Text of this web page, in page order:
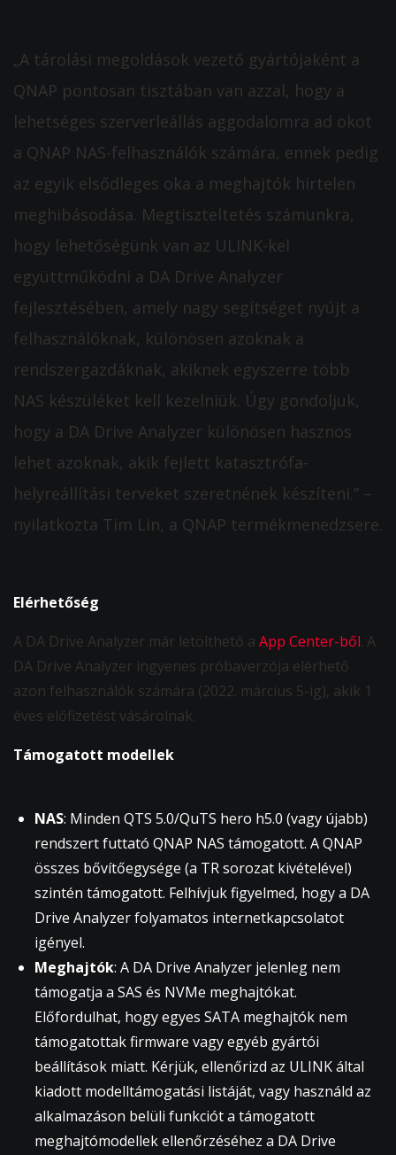
„A tárolási megoldások vezető gyártójaként a
QNAP pontosan tisztában van azzal, hogy a
lehetséges szerverleállás aggodalomra ad okot
a QNAP NAS-felhasználók számára, ennek pedig
az egyik elsődleges oka a meghajtók hirtelen
meghibásodása. Megtiszteltetés számunkra,
hogy lehetőségünk van az ULINK-kel
együttműködni a DA Drive Analyzer
fejlesztésében, amely nagy segítséget nyújt a
felhasználóknak, különösen azoknak a
rendszergazdáknak, akiknek egyszerre több
NAS készüléket kell kezelniük. Úgy gondoljuk,
hogy a DA Drive Analyzer különösen hasznos
lehet azoknak, akik fejlett katasztrófa-
helyreállítási terveket szeretnének készíteni.” –
nyilatkozta Tim Lin, a QNAP termékmenedzsere.
Elérhetőség
A DA Drive Analyzer már letölthető a App Center-ből. A
DA Drive Analyzer ingyenes próbaverzója elérhető
azon felhasználók számára (2022. március 5-ig), akik 1
éves előfizetést vásárolnak.
Támogatott modellek
NAS: Minden QTS 5.0/QuTS hero h5.0 (vagy újabb)
rendszert futtató QNAP NAS támogatott. A QNAP
összes bővítőegysége (a TR sorozat kivételével)
szintén támogatott. Felhívjuk figyelmed, hogy a DA
Drive Analyzer folyamatos internetkapcsolatot
igényel.
Meghajtók: A DA Drive Analyzer jelenleg nem
támogatja a SAS és NVMe meghajtókat.
Előfordulhat, hogy egyes SATA meghajtók nem
támogatottak firmware vagy egyéb gyártói
beállítások miatt. Kérjük, ellenőrizd az ULINK által
kiadott modelltámogatási listáját, vagy használd az
alkalmazáson belüli funkciót a támogatott
meghajtómodellek ellenőrzéséhez a DA Drive